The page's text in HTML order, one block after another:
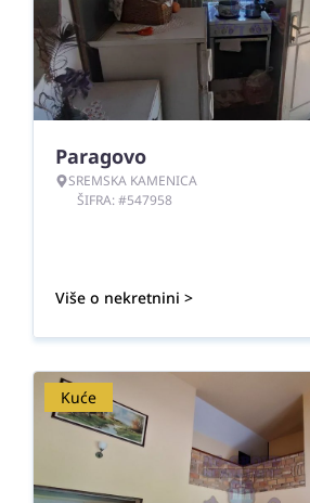
Paragovo
SREMSKA KAMENICA
ŠIFRA: #547958
Više o nekretnini >
Kuće